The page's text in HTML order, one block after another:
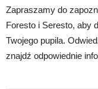
Zapraszamy do
Foresto i Seresto, aby
Twojego pupila.
znajdź odpowiednie